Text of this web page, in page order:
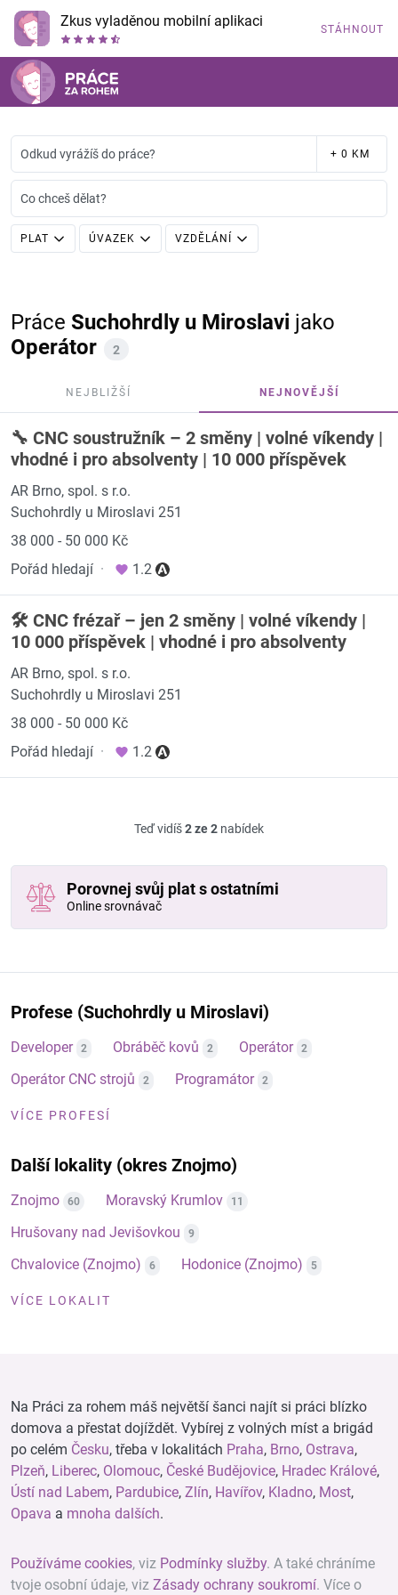
Zkus vyladěnou mobilní aplikaci STÁHNOUT
Odkud vyrážíš do práce? + 0 KM
Co chceš dělat?
PLAT ÚVAZEK VZDĚLÁNÍ
Práce Suchohrdly u Miroslavi jako
Operátor
2
NEJBLIŽŠÍ NEJNOVĚJŠÍ
🔧 CNC soustružník – 2 směny | volné víkendy |
vhodné i pro absolventy | 10 000 příspěvek
AR Brno, spol. s r.o.
Suchohrdly u Miroslavi 251
38 000 - 50 000 Kč
Pořád hledají · 1.2
🛠️ CNC frézař – jen 2 směny | volné víkendy |
10 000 příspěvek | vhodné i pro absolventy
AR Brno, spol. s r.o.
Suchohrdly u Miroslavi 251
38 000 - 50 000 Kč
Pořád hledají · 1.2
Teď vidíš2 ze 2 nabídek
Porovnej svůj plat s ostatními
Online srovnávač
Profese (Suchohrdly u Miroslavi)
Developer 2 Obráběč kovů 2 Operátor 2
Operátor CNC strojů 2 Programátor 2
VÍCE PROFESÍ
Další lokality (okres Znojmo)
Znojmo 60 Moravský Krumlov 11
Hrušovany nad Jevišovkou 9
Chvalovice (Znojmo) 6 Hodonice (Znojmo) 5
VÍCE LOKALIT
Na Práci za rohem máš největší šanci najít si práci blízko
domova a přestat dojíždět. Vybírej z volných míst a brigád
po celém Česku, třeba v lokalitách Praha, Brno, Ostrava,
Plzeň, Liberec, Olomouc, České Budějovice, Hradec Králové,
Ústí nad Labem, Pardubice, Zlín, Havířov, Kladno, Most,
Opava a mnoha dalších.
Používáme cookies, viz Podmínky služby. A také chráníme
tvoje osobní údaje, viz Zásady ochrany soukromí. Více o